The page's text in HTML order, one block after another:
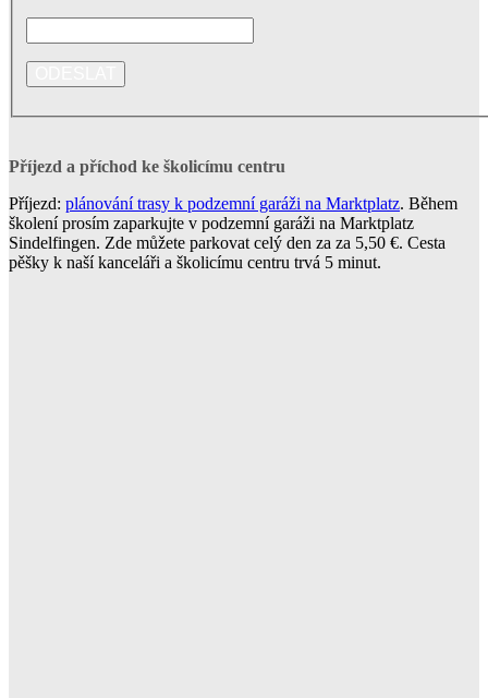
Příjezd a příchod ke školicímu centru
Příjezd: plánování trasy k podzemní garáži na Marktplatz. Během
školení prosím zaparkujte v podzemní garáži na Marktplatz
Sindelfingen. Zde můžete parkovat celý den za za 5,50 €. Cesta
pěšky k naší kanceláři a školicímu centru trvá 5 minut.